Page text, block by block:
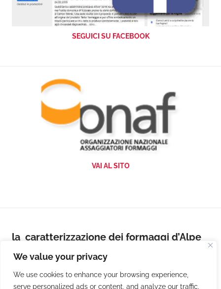
We value your privacy
We use cookies to enhance your browsing experience,
serve personalized ads or content, and analyze our traffic.
SEGUICI SU FACEBOOK
VAI AL SITO
la caratterizzazione dei formaggi d’Alpe
Ticinesi DOP
LEGGI